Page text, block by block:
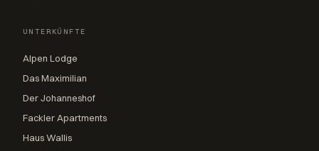
UNTERKÜNFTE
Alpen Lodge
Das Maximilian
Der Johanneshof
Fackler Apartments
Haus Wallis